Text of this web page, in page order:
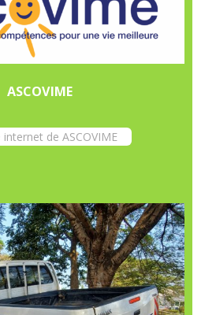
ASCOVIME
internet de ASCOVIME